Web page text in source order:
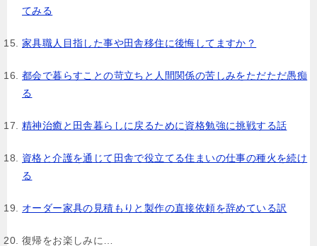
てみる
家具職人目指した事や田舎移住に後悔してますか？
都会で暮らすことの苛立ちと人間関係の苦しみをただただ愚痴
る
精神治癒と田舎暮らしに戻るために資格勉強に挑戦する話
資格と介護を通じて田舎で役立てる住まいの仕事の種火を続け
る
オーダー家具の見積もりと製作の直接依頼を辞めている訳
復帰をお楽しみに…